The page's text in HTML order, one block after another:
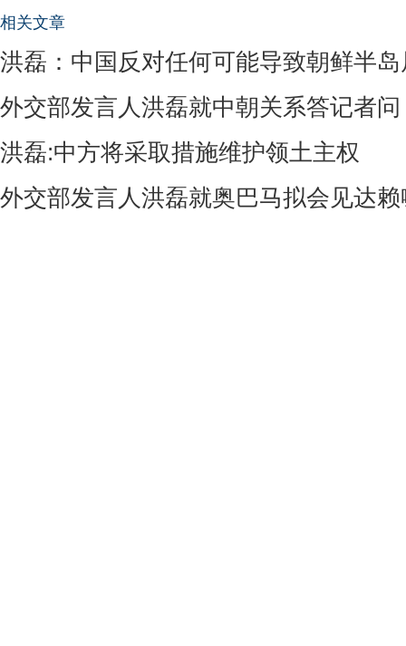
相关文章
洪磊：中国反对任何可能导致朝鲜半
外交部发言人洪磊就中朝关系答记者问
洪磊:中方将采取措施维护领土主权
外交部发言人洪磊就奥巴马拟会见达